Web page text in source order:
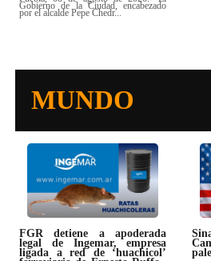
Gobierno de la Ciudad, encabezado
por el alcalde Pepe Chedr...
MUNDO
FGR detiene a apoderada
legal de Ingemar, empresa
ligada a red de ‘huachicol’